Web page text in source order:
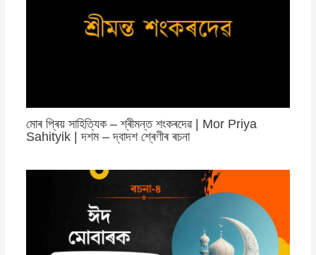
মোৰ প্ৰিয় সাহিত্যিক – শ্ৰীমন্ত শংকৰদেৱ | Mor Priya
Sahityik | দশম – দ্বাদশ শ্ৰেণীৰ ৰচনা